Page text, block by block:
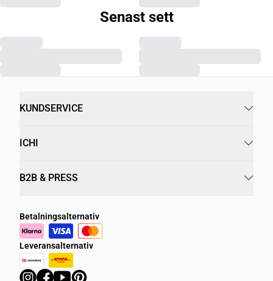
Senast sett
KUNDSERVICE
ICHI
B2B & PRESS
Betalningsalternativ
Leveransalternativ